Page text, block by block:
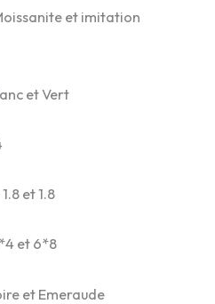
et imitation
Vert
et 1.8
et 6*8